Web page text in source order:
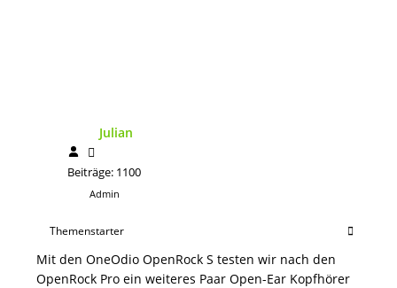
Julian
Beiträge: 1100
Admin
Themenstarter
Mit den OneOdio OpenRock S testen wir nach den
OpenRock Pro ein weiteres Paar Open-Ear Kopfhörer